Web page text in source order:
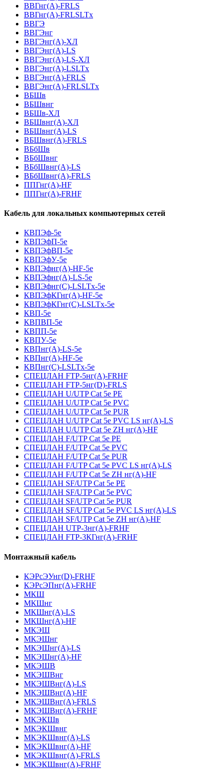
ВВГнг(А)-FRLS
ВВГнг(А)-FRLSLTx
ВВГЭ
ВВГЭнг
ВВГЭнг(A)-ХЛ
ВВГЭнг(А)-LS
ВВГЭнг(А)-LS-ХЛ
ВВГЭнг(А)-LSLTx
ВВГЭнг(А)-FRLS
ВВГЭнг(А)-FRLSLTx
ВБШв
ВБШвнг
ВБШв-ХЛ
ВБШвнг(A)-ХЛ
ВБШвнг(A)-LS
ВБШвнг(A)-FRLS
ВБбШв
ВБбШвнг
ВБбШвнг(A)-LS
ВБбШвнг(A)-FRLS
ППГнг(А)-HF
ППГнг(А)-FRHF
Кабель для локальных компьютерных сетей
КВПЭф-5е
КВПЭфП-5е
КВПЭфВП-5е
КВПЭфУ-5е
КВПЭфнг(А)-HF-5е
КВПЭфнг(А)-LS-5е
КВПЭфнг(С)-LSLTx-5е
КВПЭфКГнг(А)-HF-5е
КВПЭфКГнг(С)-LSLTx-5е
КВП-5е
КВПВП-5е
КВПП-5е
КВПУ-5е
КВПнг(А)-LS-5е
КВПнг(А)-HF-5е
КВПнг(С)-LSLTx-5е
СПЕЦЛАН FTP-5нг(А)-FRHF
СПЕЦЛАН FTP-5нг(D)-FRLS
СПЕЦЛАН U/UTP Cat 5e PE
СПЕЦЛАН U/UTP Cat 5e PVC
СПЕЦЛАН U/UTP Cat 5e PUR
СПЕЦЛАН U/UTP Cat 5e PVC LS нг(А)-LS
СПЕЦЛАН U/UTP Cat 5e ZH нг(А)-HF
СПЕЦЛАН F/UTP Cat 5e PE
СПЕЦЛАН F/UTP Cat 5e PVC
СПЕЦЛАН F/UTP Cat 5e PUR
СПЕЦЛАН F/UTP Cat 5e PVC LS нг(А)-LS
СПЕЦЛАН F/UTP Cat 5e ZH нг(А)-HF
СПЕЦЛАН SF/UTP Cat 5e PE
СПЕЦЛАН SF/UTP Cat 5e PVC
СПЕЦЛАН SF/UTP Cat 5e PUR
СПЕЦЛАН SF/UTP Cat 5e PVC LS нг(А)-LS
СПЕЦЛАН SF/UTP Cat 5e ZH нг(А)-HF
СПЕЦЛАН UTP-3нг(А)-FRHF
СПЕЦЛАН FTP-3КГнг(А)-FRHF
Монтажный кабель
КЭРсЭУнг(D)-FRHF
КЭРсЭПнг(А)-FRHF
МКШ
МКШнг
МКШнг(А)-LS
МКШнг(А)-HF
МКЭШ
МКЭШнг
МКЭШнг(А)-LS
МКЭШнг(А)-HF
МКЭШВ
МКЭШВнг
МКЭШВнг(А)-LS
МКЭШВнг(А)-HF
МКЭШВнг(А)-FRLS
МКЭШВнг(А)-FRHF
МКЭКШв
МКЭКШвнг
МКЭКШвнг(А)-LS
МКЭКШвнг(A)-HF
МКЭКШвнг(А)-FRLS
МКЭКШвнг(A)-FRHF